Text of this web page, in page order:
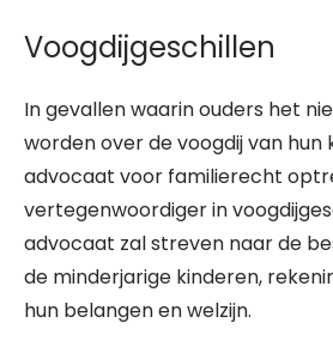
Voogdijgeschillen
In gevallen waarin ouders het
worden over de voogdij van hun
advocaat voor familierecht
vertegenwoordiger in
advocaat zal streven naar de
de minderjarige kinderen,
hun belangen en welzijn.